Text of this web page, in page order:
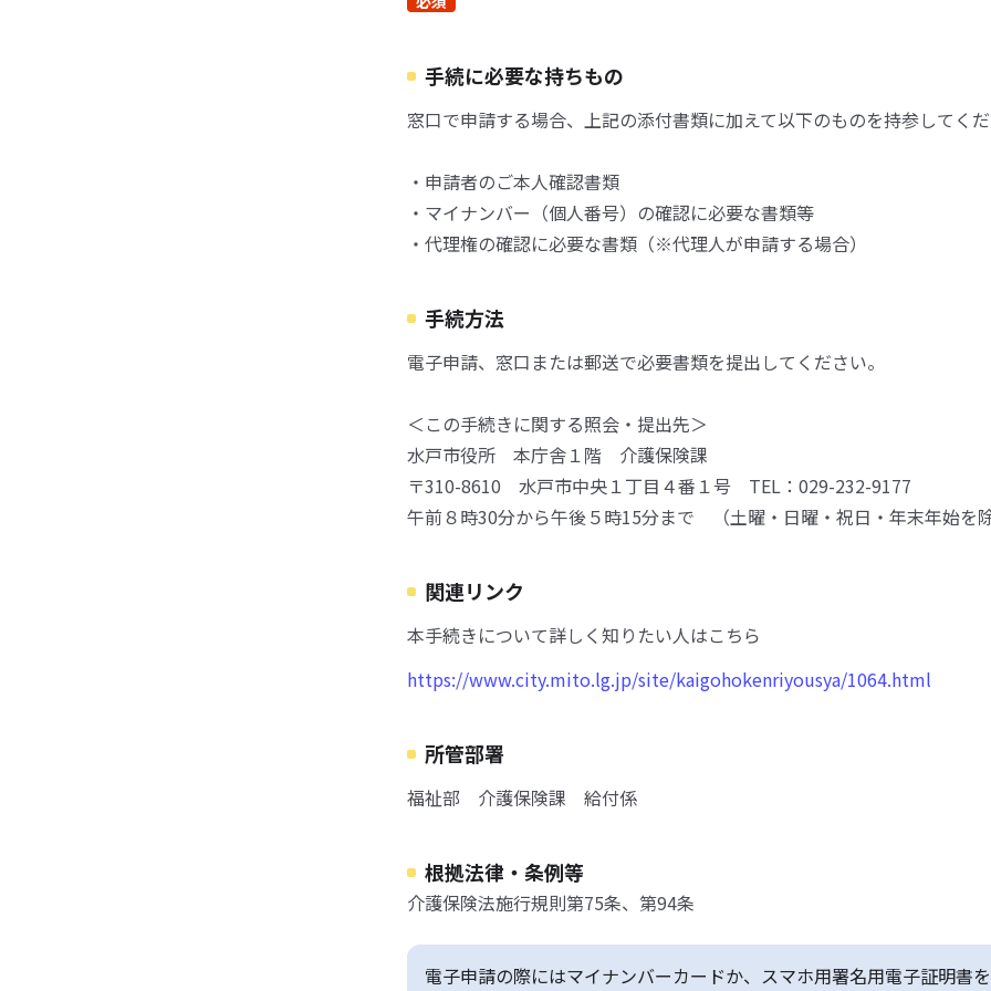
手続に必要な持ちもの
窓口で申請する場合、上記の添付書類に加えて以下のものを持参してく
・申請者のご本人確認書類
・マイナンバー（個人番号）の確認に必要な書類等
・代理権の確認に必要な書類（※代理人が申請する場合）
手続方法
電子申請、窓口または郵送で必要書類を提出してください。
＜この手続きに関する照会・提出先＞
水戸市役所 本庁舎１階 介護保険課
〒310-8610 水戸市中央１丁目４番１号 TEL：029-232-9177
午前８時30分から午後５時15分まで （土曜・日曜・祝日・年末年始を
関連リンク
本手続きについて詳しく知りたい人はこちら
https://www.city.mito.lg.jp/site/kaigohokenriyousya/1064.html
所管部署
福祉部 介護保険課 給付係
根拠法律・条例等
介護保険法施行規則第75条、第94条
電子申請の際にはマイナンバーカードか、スマホ用署名用電子証明書